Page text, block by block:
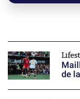
de